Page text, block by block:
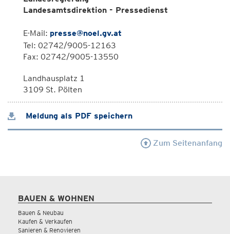
Landesamtsdirektion - Pressedienst
E-Mail: presse@noel.gv.at
Tel: 02742/9005-12163
Fax: 02742/9005-13550
Landhausplatz 1
3109 St. Pölten
Meldung als PDF speichern
Zum Seitenanfang
BAUEN & WOHNEN
Bauen & Neubau
Kaufen & Verkaufen
Sanieren & Renovieren